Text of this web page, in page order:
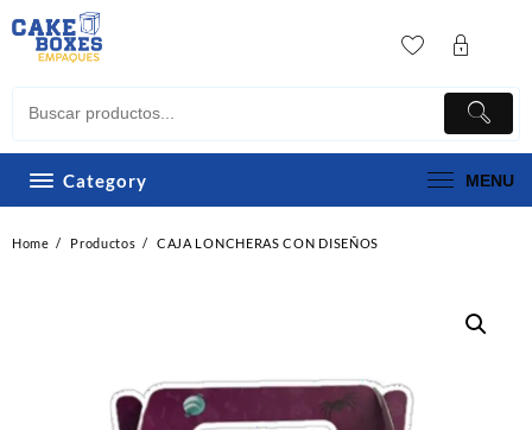
to
content
Category MENU
Home Productos CAJA LONCHERAS CON DISEÑOS